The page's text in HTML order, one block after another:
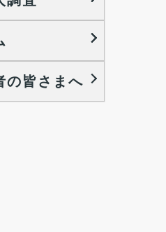
域間移動レポート
関するレポート
入社後の就業
ー記事
の皆さまへ